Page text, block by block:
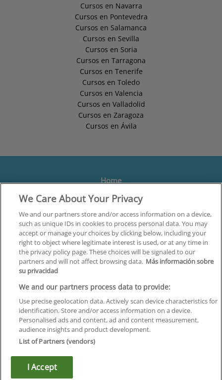
Cursos en Navarra
Cursos en Pontevedra
Cursos en Salamanca
Cursos en Sevilla
Cursos en Soria
Cursos en Tarragona
Cursos en Tenerife
Cursos en Toledo
Cursos en Valencia
Cursos en Valladolid
Cursos en Zaragoza
Cursos en Ávila
Home
Formación
Centros
Orientación
Quiénes somos
Contacta
Aviso Legal
Política de Privacidad
Política de Cookies
Canal Ético
We Care About Your Privacy
We and our partners store and/or access information on a device,
such as unique IDs in cookies to process personal data. You may
accept or manage your choices by clicking below, including your
right to object where legitimate interest is used, or at any time in
the privacy policy page. These choices will be signaled to our
partners and will not affect browsing data. Más información sobre
su privacidad
We and our partners process data to provide:
Use precise geolocation data. Actively scan device characteristics for
identification. Store and/or access information on a device.
Personalised ads and content, ad and content measurement,
audience insights and product development.
List of Partners (vendors)
I Accept